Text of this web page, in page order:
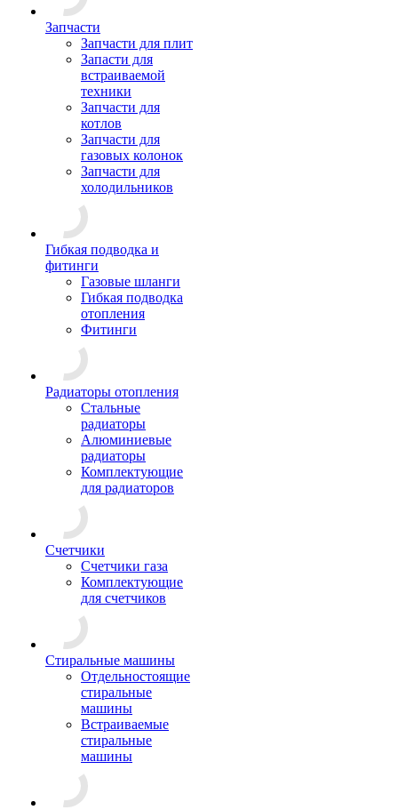
Запчасти
Запчасти для плит
Запасти для
встраиваемой
техники
Запчасти для
котлов
Запчасти для
газовых колонок
Запчасти для
холодильников
Гибкая подводка и
фитинги
Газовые шланги
Гибкая подводка
отопления
Фитинги
Радиаторы отопления
Стальные
радиаторы
Алюминиевые
радиаторы
Комплектующие
для радиаторов
Счетчики
Счетчики газа
Комплектующие
для счетчиков
Стиральные машины
Отдельностоящие
стиральные
машины
Встраиваемые
стиральные
машины